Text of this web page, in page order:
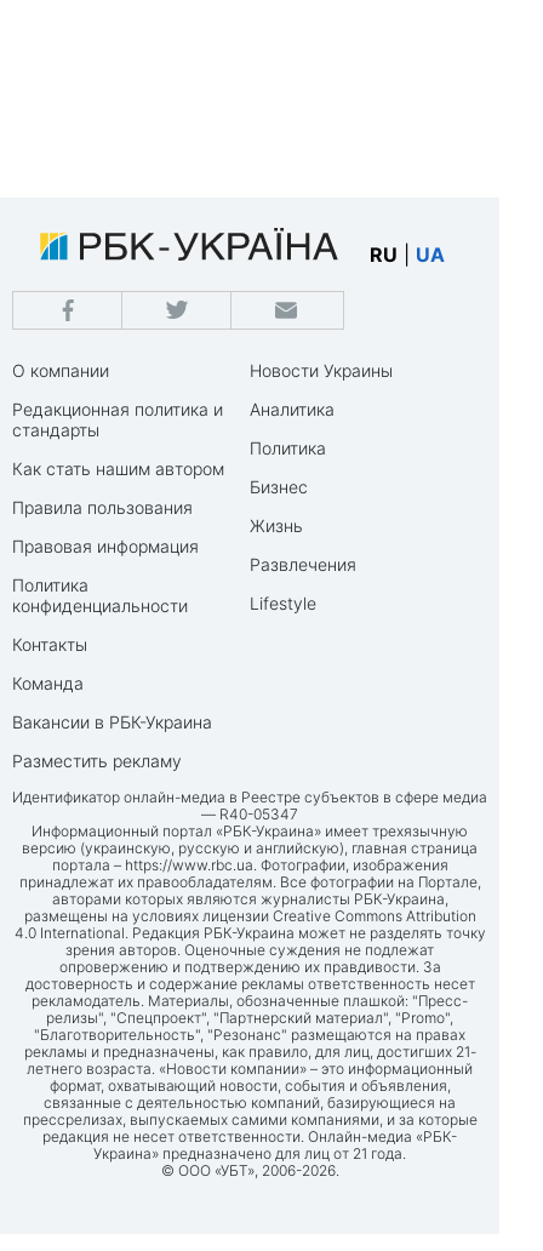
RU UA
О компании
Редакционная политика и
стандарты
Как стать нашим автором
Правила пользования
Правовая информация
Политика
конфиденциальности
Контакты
Команда
Вакансии в РБК-Украина
Разместить рекламу
Новости Украины
Аналитика
Политика
Бизнес
Жизнь
Развлечения
Lifestyle
Идентификатор онлайн-медиа в Реестре субъектов в сфере медиа
— R40-05347
Информационный портал «РБК-Украина» имеет трехязычную
версию (украинскую, русскую и английскую), главная страница
портала – https://www.rbc.ua. Фотографии, изображения
принадлежат их правообладателям. Все фотографии на Портале,
авторами которых являются журналисты РБК-Украина,
размещены на условиях лицензии Creative Commons Attribution
4.0 International. Редакция РБК-Украина может не разделять точку
зрения авторов. Оценочные суждения не подлежат
опровержению и подтверждению их правдивости. За
достоверность и содержание рекламы ответственность несет
рекламодатель. Материалы, обозначенные плашкой: "Пресс-
релизы", "Спецпроект", "Партнерский материал", "Promo",
"Благотворительность", "Резонанс" размещаются на правах
рекламы и предназначены, как правило, для лиц, достигших 21-
летнего возраста. «Новости компании» – это информационный
формат, охватывающий новости, события и объявления,
связанные с деятельностью компаний, базирующиеся на
прессрелизах, выпускаемых самими компаниями, и за которые
редакция не несет ответственности. Онлайн-медиа «РБК-
Украина» предназначено для лиц от 21 года.
© ООО «УБТ», 2006-2026.